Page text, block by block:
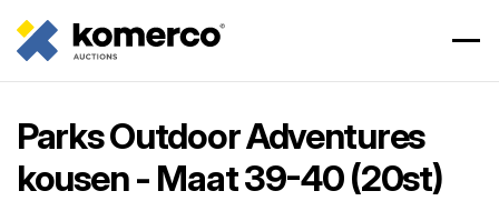
Parks Outdoor Adventures
kousen - Maat 39-40 (20st)